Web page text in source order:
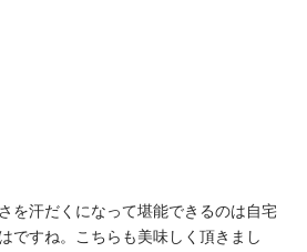
を汗だくになって堪能できるのは自宅
ですね。こちらも美味しく頂きまし